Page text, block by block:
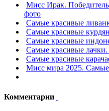
Мисс Ирак.
фото
Самые красивые
Самые красивые
Самые красивые
Самые красивые лачки.
Самые красивые
Мисс мира 2025.
Комментарии